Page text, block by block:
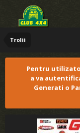
Trolii
Pentru
a va
Generati o